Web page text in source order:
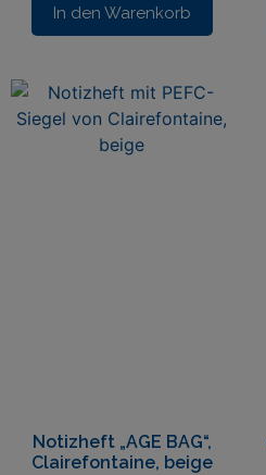
In den Warenkorb
Notizheft „AGE BAG“,
Clairefontaine, beige